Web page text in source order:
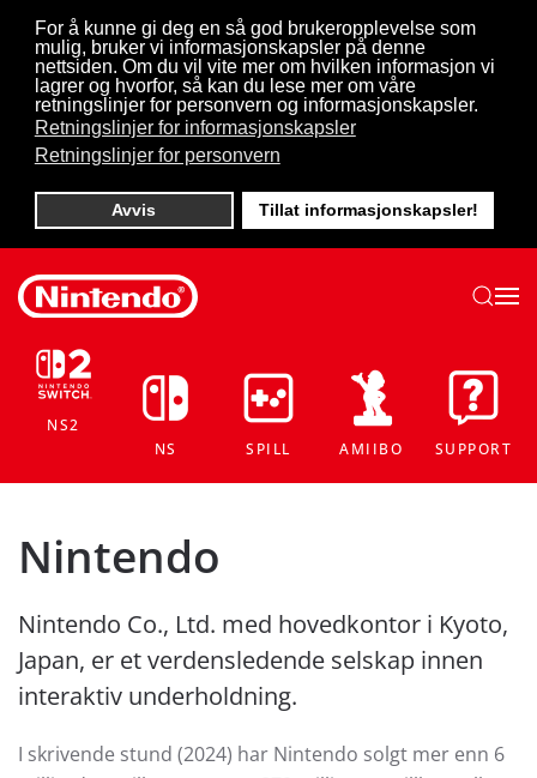
For å kunne gi deg en så god brukeropplevelse som
mulig, bruker vi informasjonskapsler på denne
nettsiden. Om du vil vite mer om hvilken informasjon vi
lagrer og hvorfor, så kan du lese mer om våre
retningslinjer for personvern og informasjonskapsler.
Retningslinjer for informasjonskapsler
Retningslinjer for personvern
Avvis Tillat informasjonskapsler!
Skip to main content
NS2
NS
SPILL AMIIBO SUPPORT
Nintendo
Nintendo Co., Ltd. med hovedkontor i Kyoto,
Japan, er et verdensledende selskap innen
interaktiv underholdning.
I skrivende stund (2024) har Nintendo solgt mer enn 6